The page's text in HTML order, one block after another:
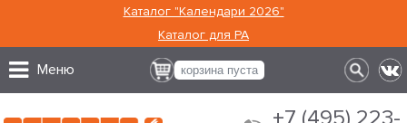
Каталог "Календари 2026"
Каталог для РА
Меню корзина пуста